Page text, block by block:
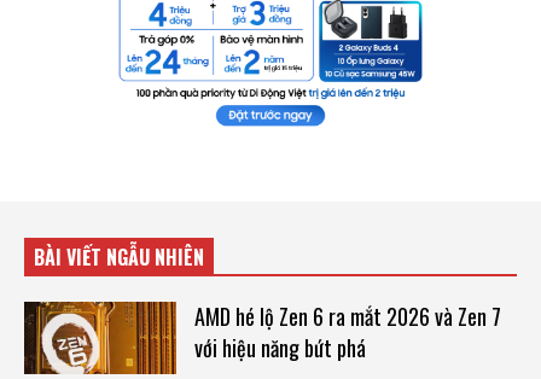
BÀI VIẾT NGẪU NHIÊN
AMD hé lộ Zen 6 ra mắt 2026 và Zen 7
với hiệu năng bứt phá